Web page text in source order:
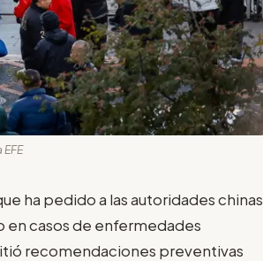
ha pedido a las autoridades chinas
casos de enfermedades
recomendaciones preventivas